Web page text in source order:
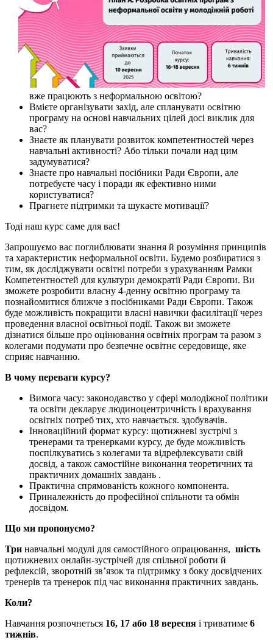
вже працюють з неформальною освітою?
Вмієте організувати захід, але спланувати освітню
програму на основі навчальних цілей досі виклик для
вас?
Знаєте як планувати розвиток компетентностей через
навчальні активності? Або тільки почали над цим
задумуватися?
Знаєте про навчальні посібники Ради Європи, але
потребуєте часу і поради як ефективно ними
користуватися?
Прагнете підтримки та шукаєте мотивації?
Тоді наш курс саме для вас!
Запрошуємо вас поглиблювати знання й розуміння принципів
та характеристик неформальної освіти. Будемо розбиратися з
тим, як досліджувати освітні потреби з урахуванням Рамки
Компетентностей для культури демократії Ради Європи. Ви
зможете розробити власну 4-денну освітню програму та
познайомитися ближче з посібниками Ради Європи. Також
буде можливість покращити власні навички фасилітації через
проведення власної освітньої події. Також ви зможете
дізнатися більше про оцінювання освітніх програм та разом з
колегами подумати про безпечне освітнє середовище, яке
сприяє навчанню.
В чому переваги курсу?
Вимога часу: законодавство у сфері молодіжної політики
та освіти декларує людиноцентричність і врахування
освітніх потреб тих, хто навчається. здобувачів.
Інноваційний формат курсу: щотижневі зустрічі з
тренерами та тренерками курсу, де буде можливість
поспілкуватись з колегами та відрефлексувати свій
досвід, а також самостійне виконання теоретичних та
практичних домашніх завдань .
Практична спрямованість кожного компонента.
Приналежність до професійної спільноти та обмін
досвідом.
Що ми пропонуємо?
Три навчальні модулі для самостійного опрацювання, шість
щотижневих онлайн-зустрічей для спільної роботи й
рефлексій, зворотній звʼязок та підтримку з боку досвідчених
тренерів та тренерок під час виконання практичних завдань.
Коли?
Навчання розпочнеться 16, 17 або 18 вересня і триватиме 6
тижнів.